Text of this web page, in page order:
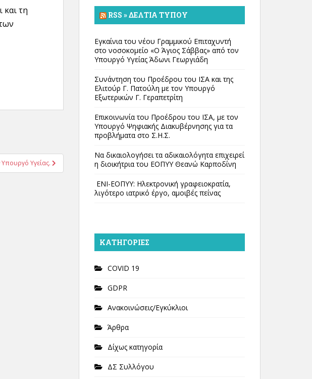
τη
Υγείας.
RSS » ΔΕΛΤΊΑ ΤΎΠΟΥ
Εγκαίνια του νέου Γραμμικού Επιταχυντή
στο νοσοκομείο «Ο Άγιος Σάββας» από τον
Υπουργό Υγείας Άδωνι Γεωργιάδη
Συνάντηση του Προέδρου του ΙΣΑ και της
Ελιτούρ Γ. Πατούλη με τον Υπουργό
Εξωτερικών Γ. Γεραπετρίτη
Επικοινωνία του Προέδρου του ΙΣΑ, με τον
Υπουργό Ψηφιακής Διακυβέρνησης για τα
προβλήματα στο Σ.Η.Σ.
Να δικαιολογήσει τα αδικαιολόγητα επιχειρεί
η διοικήτρια του ΕΟΠΥΥ Θεανώ Καρποδίνη
ΕΝΙ-ΕΟΠΥΥ: Ηλεκτρονική γραφειοκρατία,
λιγότερο ιατρικό έργο, αμοιβές πείνας
KΑΤΗΓΟΡΊΕΣ
COVID 19
GDPR
Ανακοινώσεις/Εγκύκλιοι
Άρθρα
Δίχως κατηγορία
ΔΣ Συλλόγου